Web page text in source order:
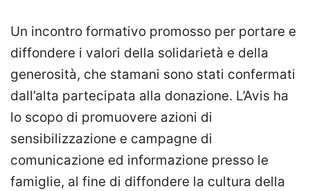
Un incontro formativo promosso per portare e
diffondere i valori della solidarietà e della
generosità, che stamani sono stati confermati
dall’alta partecipata alla donazione. L’Avis ha
lo scopo di promuovere azioni di
sensibilizzazione e campagne di
comunicazione ed informazione presso le
famiglie, al fine di diffondere la cultura della